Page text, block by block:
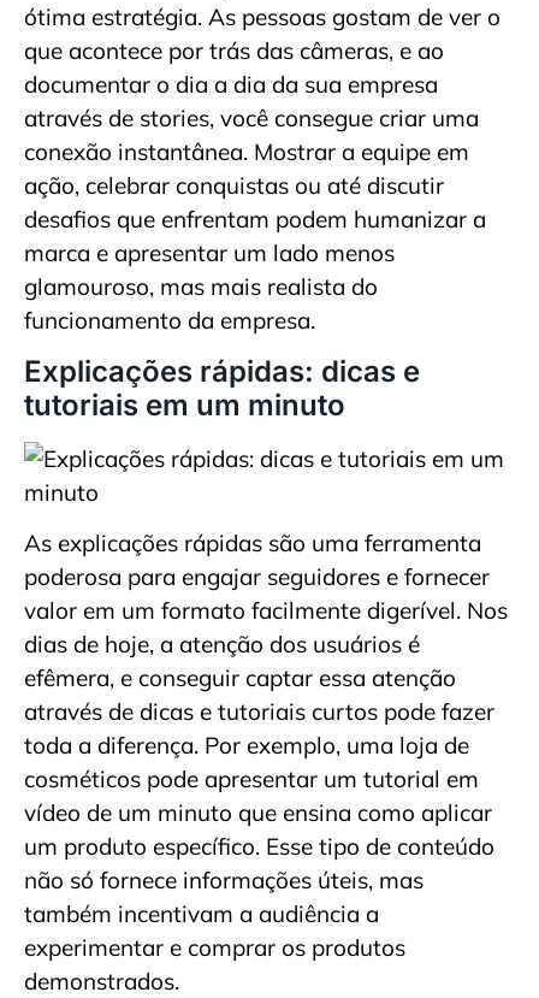
ótima estratégia. As pessoas gostam de ver o
que acontece por trás das câmeras, e ao
documentar o dia a dia da sua empresa
através de stories, você consegue criar uma
conexão instantânea. Mostrar a equipe em
ação, celebrar conquistas ou até discutir
desafios que enfrentam podem humanizar a
marca e apresentar um lado menos
glamouroso, mas mais realista do
funcionamento da empresa.
Explicações rápidas: dicas e
tutoriais em um minuto
As explicações rápidas são uma ferramenta
poderosa para engajar seguidores e fornecer
valor em um formato facilmente digerível. Nos
dias de hoje, a atenção dos usuários é
efêmera, e conseguir captar essa atenção
através de dicas e tutoriais curtos pode fazer
toda a diferença. Por exemplo, uma loja de
cosméticos pode apresentar um tutorial em
vídeo de um minuto que ensina como aplicar
um produto específico. Esse tipo de conteúdo
não só fornece informações úteis, mas
também incentivam a audiência a
experimentar e comprar os produtos
demonstrados.